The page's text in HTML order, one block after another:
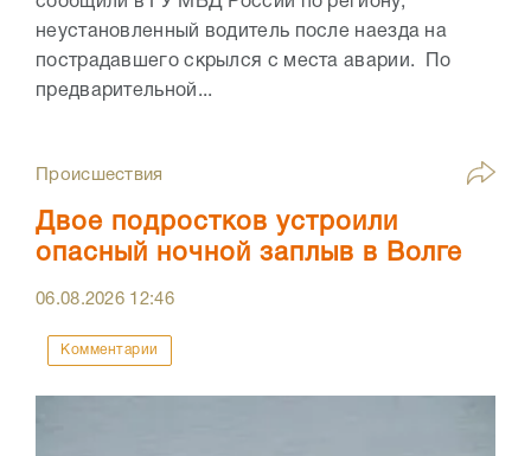
неустановленный водитель после наезда на
пострадавшего скрылся с места аварии. По
предварительной...
Происшествия
Двое подростков устроили
опасный ночной заплыв в Волге
06.08.2026 12:46
Комментарии